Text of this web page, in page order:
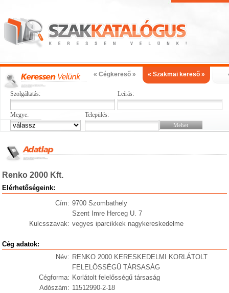
« Cégkereső » « Szakmai kereső »
Szolgáltatás: Leírás:
Megye: Település:
Renko 2000 Kft.
Elérhetőségeink:
Cím: 9700 Szombathely
Szent Imre Herceg U. 7
Kulcsszavak: vegyes iparcikkek nagykereskedelme
Cég adatok:
Név: RENKO 2000 KERESKEDELMI KORLÁTOLT
FELELŐSSÉGŰ TÁRSASÁG
Cégforma: Korlátolt felelősségű társaság
Adószám: 11512990-2-18